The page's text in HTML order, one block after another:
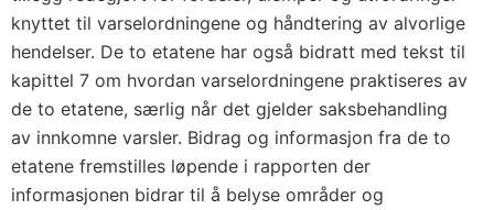
knyttet til varselordningene og håndtering av alvorlige
hendelser. De to etatene har også bidratt med tekst til
kapittel 7 om hvordan varselordningene praktiseres av
de to etatene, særlig når det gjelder saksbehandling
av innkomne varsler. Bidrag og informasjon fra de to
etatene fremstilles løpende i rapporten der
informasjonen bidrar til å belyse områder og